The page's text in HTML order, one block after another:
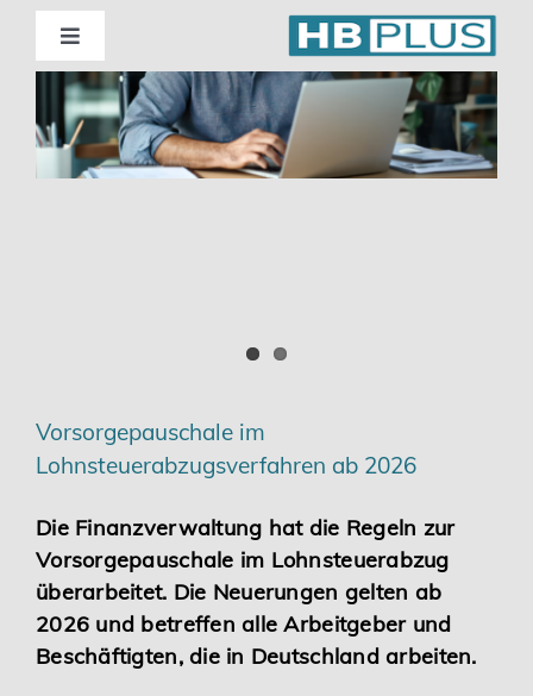
Skip
content
Toggle
Navigation
Standorte
Beratung
Karriere
Services
Vorsorgepauschale im
Lohnsteuerabzugsverfahren ab 2026
Die Finanzverwaltung hat die Regeln zur
Vorsorgepauschale im Lohnsteuerabzug
überarbeitet. Die Neuerungen gelten ab
2026 und betreffen alle Arbeitgeber und
Beschäftigten, die in Deutschland arbeiten.